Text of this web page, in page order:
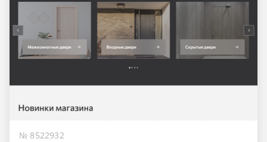
№ 8522932